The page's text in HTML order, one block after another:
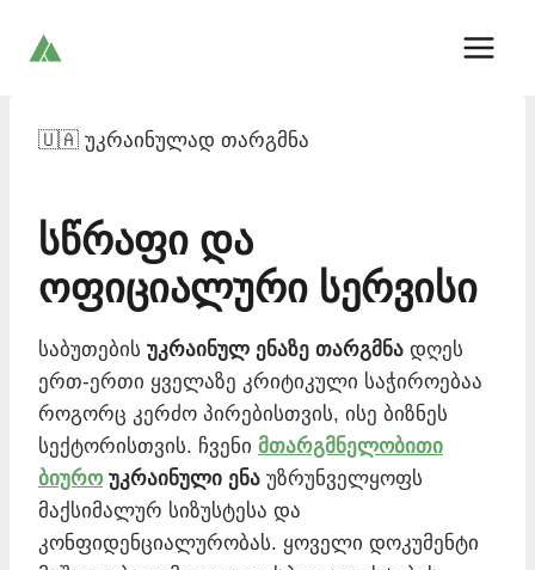
🇺🇦 უკრაინულად თარგმნა
სწრაფი და
ოფიციალური სერვისი
საბუთების უკრაინულ ენაზე თარგმნა დღეს
ერთ-ერთი ყველაზე კრიტიკული საჭიროებაა
როგორც კერძო პირებისთვის, ისე ბიზნეს
სექტორისთვის. ჩვენი მთარგმნელობითი
ბიუროუკრაინული ენა უზრუნველყოფს
მაქსიმალურ სიზუსტესა და
კონფიდენციალურობას. ყოველი დოკუმენტი